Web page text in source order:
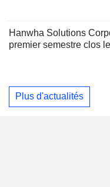
Hanwha Solutions
premier semestre clos
Plus d'actualités